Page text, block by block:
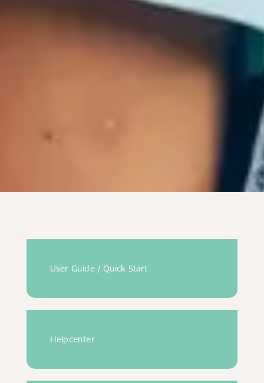
User Guide / Quick Start
Helpcenter